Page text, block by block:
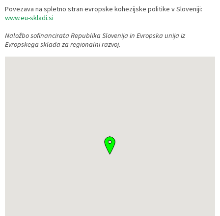
Povezava na spletno stran evropske kohezijske politike v Sloveniji:
www.eu-skladi.si
Naložbo sofinancirata Republika Slovenija in Evropska unija iz
Evropskega sklada za regionalni razvoj.